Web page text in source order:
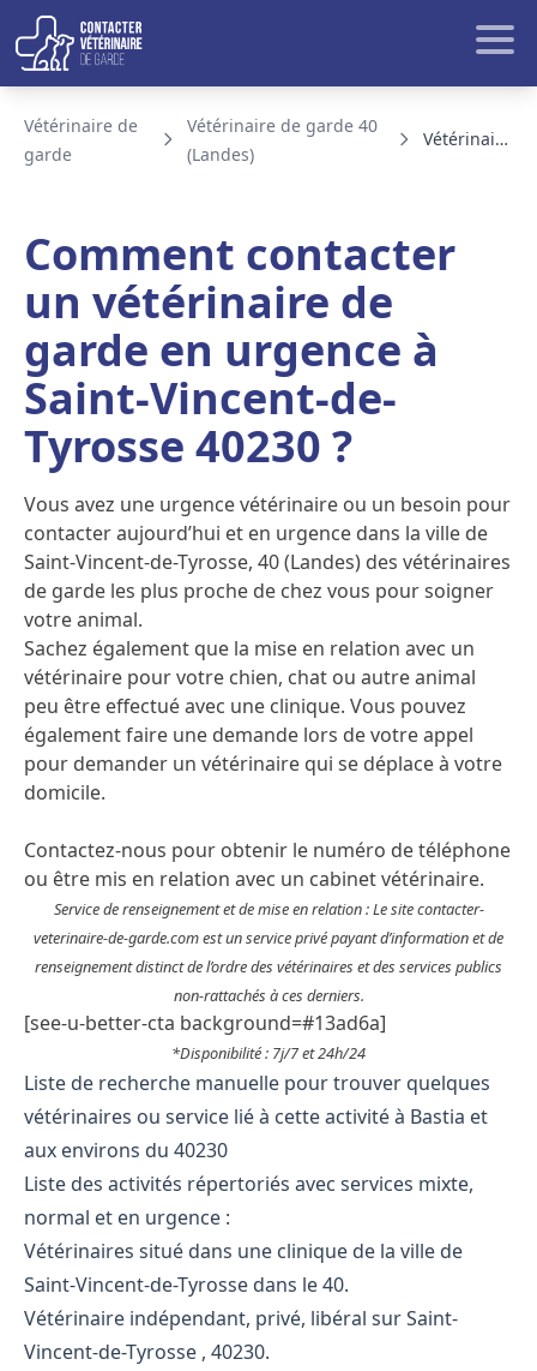
Aller au contenu
BLOG ET ACTUALITE
Vétérinaire de
garde
Vétérinaire de garde 40
(Landes)
Vétérinaire de garde Saint-Vincent-de-Tyrosse
Comment contacter
un vétérinaire de
garde en urgence à
Saint-Vincent-de-
Tyrosse 40230 ?
Vous avez une urgence vétérinaire ou un besoin pour
contacter aujourd’hui et en urgence dans la ville de
Saint-Vincent-de-Tyrosse, 40 (Landes) des vétérinaires
de garde les plus proche de chez vous pour soigner
votre animal.
Sachez également que la mise en relation avec un
vétérinaire pour votre chien, chat ou autre animal
peu être effectué avec une clinique. Vous pouvez
également faire une demande lors de votre appel
pour demander un vétérinaire qui se déplace à votre
domicile.
Contactez-nous pour obtenir le numéro de téléphone
ou être mis en relation avec un cabinet vétérinaire.
Service de renseignement et de mise en relation : Le site contacter-
veterinaire-de-garde.com est un service privé payant d’information et de
renseignement distinct de l’ordre des vétérinaires et des services publics
non-rattachés à ces derniers.
[see-u-better-cta background=#13ad6a]
*Disponibilité : 7j/7 et 24h/24
Liste de recherche manuelle pour trouver quelques
vétérinaires ou service lié à cette activité à Bastia et
aux environs du 40230
Liste des activités répertoriés avec services mixte,
normal et en urgence :
Vétérinaires situé dans une clinique de la ville de
Saint-Vincent-de-Tyrosse dans le 40.
Vétérinaire indépendant, privé, libéral sur Saint-
Vincent-de-Tyrosse , 40230.